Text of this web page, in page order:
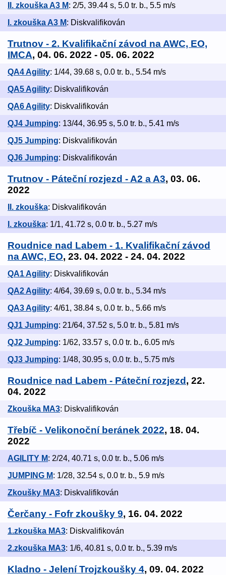
II. zkouška A3 M: 2/5, 39.44 s, 5.0 tr. b., 5.5 m/s
I. zkouška A3 M: Diskvalifikován
Trutnov - 2. Kvalifikační závod na AWC, EO,
IMCA, 04. 06. 2022 - 05. 06. 2022
QA4 Agility: 1/44, 39.68 s, 0.0 tr. b., 5.54 m/s
QA5 Agility: Diskvalifikován
QA6 Agility: Diskvalifikován
QJ4 Jumping: 13/44, 36.95 s, 5.0 tr. b., 5.41 m/s
QJ5 Jumping: Diskvalifikován
QJ6 Jumping: Diskvalifikován
Trutnov - Páteční rozjezd - A2 a A3, 03. 06.
2022
II. zkouška: Diskvalifikován
I. zkouška: 1/1, 41.72 s, 0.0 tr. b., 5.27 m/s
Roudnice nad Labem - 1. Kvalifikační závod
na AWC, EO, 23. 04. 2022 - 24. 04. 2022
QA1 Agility: Diskvalifikován
QA2 Agility: 4/64, 39.69 s, 0.0 tr. b., 5.34 m/s
QA3 Agility: 4/61, 38.84 s, 0.0 tr. b., 5.66 m/s
QJ1 Jumping: 21/64, 37.52 s, 5.0 tr. b., 5.81 m/s
QJ2 Jumping: 1/62, 33.57 s, 0.0 tr. b., 6.05 m/s
QJ3 Jumping: 1/48, 30.95 s, 0.0 tr. b., 5.75 m/s
Roudnice nad Labem - Páteční rozjezd, 22.
04. 2022
Zkouška MA3: Diskvalifikován
Třebíč - Velikonoční beránek 2022, 18. 04.
2022
AGILITY M: 2/24, 40.71 s, 0.0 tr. b., 5.06 m/s
JUMPING M: 1/28, 32.54 s, 0.0 tr. b., 5.9 m/s
Zkoušky MA3: Diskvalifikován
Čerčany - Fofr zkoušky 9, 16. 04. 2022
1.zkouška MA3: Diskvalifikován
2.zkouška MA3: 1/6, 40.81 s, 0.0 tr. b., 5.39 m/s
Kladno - Jelení Trojzkoušky 4, 09. 04. 2022